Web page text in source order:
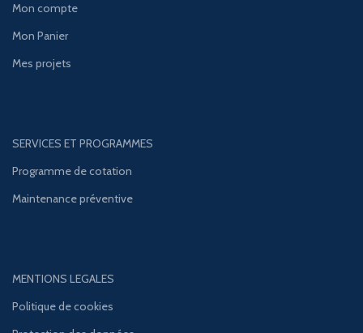
Mon compte
Mon Panier
Mes projets
SERVICES ET PROGRAMMES
Programme de cotation
Maintenance préventive
MENTIONS LEGALES
Politique de cookies